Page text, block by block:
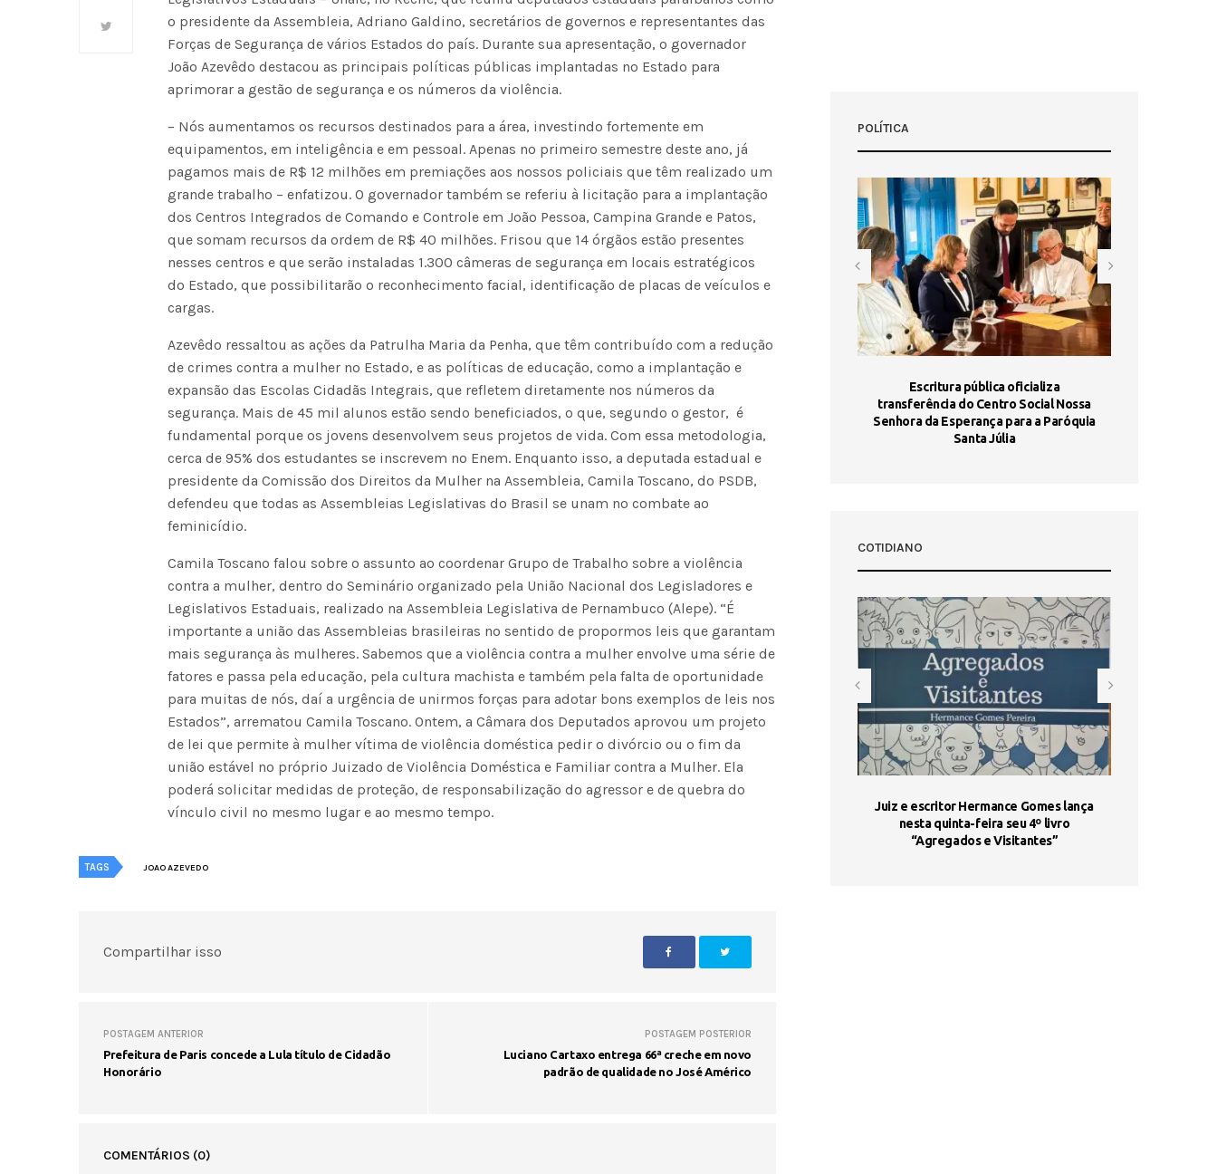
o presidente da Assembleia, Adriano Galdino, secretários de governos e representantes das
Forças de Segurança de vários Estados do país. Durante sua apresentação, o governador
João Azevêdo destacou as principais políticas públicas implantadas no Estado para
aprimorar a gestão de segurança e os números da violência.
– Nós aumentamos os recursos destinados para a área, investindo fortemente em
equipamentos, em inteligência e em pessoal. Apenas no primeiro semestre deste ano, já
pagamos mais de R$ 12 milhões em premiações aos nossos policiais que têm realizado um
grande trabalho – enfatizou. O governador também se referiu à licitação para a implantação
dos Centros Integrados de Comando e Controle em João Pessoa, Campina Grande e Patos,
que somam recursos da ordem de R$ 40 milhões. Frisou que 14 órgãos estão presentes
nesses centros e que serão instaladas 1.300 câmeras de segurança em locais estratégicos
do Estado, que possibilitarão o reconhecimento facial, identificação de placas de veículos e
cargas.
Azevêdo ressaltou as ações da Patrulha Maria da Penha, que têm contribuído com a redução
de crimes contra a mulher no Estado, e as políticas de educação, como a implantação e
expansão das Escolas Cidadãs Integrais, que refletem diretamente nos números da
segurança. Mais de 45 mil alunos estão sendo beneficiados, o que, segundo o gestor, é
fundamental porque os jovens desenvolvem seus projetos de vida. Com essa metodologia,
cerca de 95% dos estudantes se inscrevem no Enem. Enquanto isso, a deputada estadual e
presidente da Comissão dos Direitos da Mulher na Assembleia, Camila Toscano, do PSDB,
defendeu que todas as Assembleias Legislativas do Brasil se unam no combate ao
feminicídio.
Camila Toscano falou sobre o assunto ao coordenar Grupo de Trabalho sobre a violência
contra a mulher, dentro do Seminário organizado pela União Nacional dos Legisladores e
Legislativos Estaduais, realizado na Assembleia Legislativa de Pernambuco (Alepe). “É
importante a união das Assembleias brasileiras no sentido de propormos leis que garantam
mais segurança às mulheres. Sabemos que a violência contra a mulher envolve uma série de
fatores e passa pela educação, pela cultura machista e também pela falta de oportunidade
para muitas de nós, daí a urgência de unirmos forças para adotar bons exemplos de leis nos
Estados”, arrematou Camila Toscano. Ontem, a Câmara dos Deputados aprovou um projeto
de lei que permite à mulher vítima de violência doméstica pedir o divórcio ou o fim da
união estável no próprio Juizado de Violência Doméstica e Familiar contra a Mulher. Ela
poderá solicitar medidas de proteção, de responsabilização do agressor e de quebra do
vínculo civil no mesmo lugar e ao mesmo tempo.
TAGS JOAO AZEVEDO
Compartilhar isso
POSTAGEM ANTERIOR
Prefeitura de Paris concede a Lula título de Cidadão
Honorário
POSTAGEM POSTERIOR
Luciano Cartaxo entrega 66ª creche em novo
padrão de qualidade no José Américo
COMENTÁRIOS (0)
POLÍTICA
Fátima Silva lança livro sobre a história
do rádio campinense no próximo dia 10
Escritura pública oficializa
transferência do Centro Social Nossa
Senhora da Esperança para a Paróquia
Santa Júlia
COTIDIANO
Juiz e escritor Hermance Gomes lança
nesta quinta-feira seu 4º livro
“Agregados e Visitantes”